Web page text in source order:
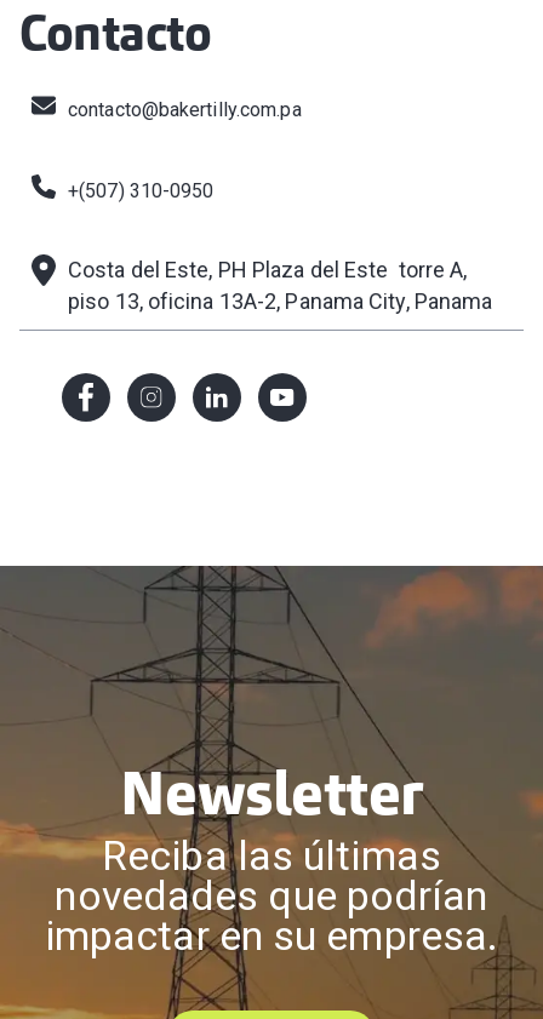
Contacto
contacto@bakertilly.com.pa
+(507) 310-0950
Costa del Este, PH Plaza del Este torre A,
piso 13, oficina 13A-2, Panama City, Panama
Newsletter
Reciba las últimas
novedades que podrían
impactar en su empresa.